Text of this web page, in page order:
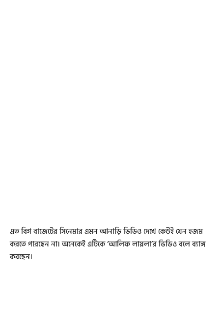
এত বিগ বাজেটের সিনেমার এমন আনাড়ি ভিডিও দেখে কেউই যেন হজম
করতে পারছেন না। অনেকেই এটিকে ‘আলিফ লায়লা’র ভিডিও বলে ব্যাঙ্গ
করছেন।